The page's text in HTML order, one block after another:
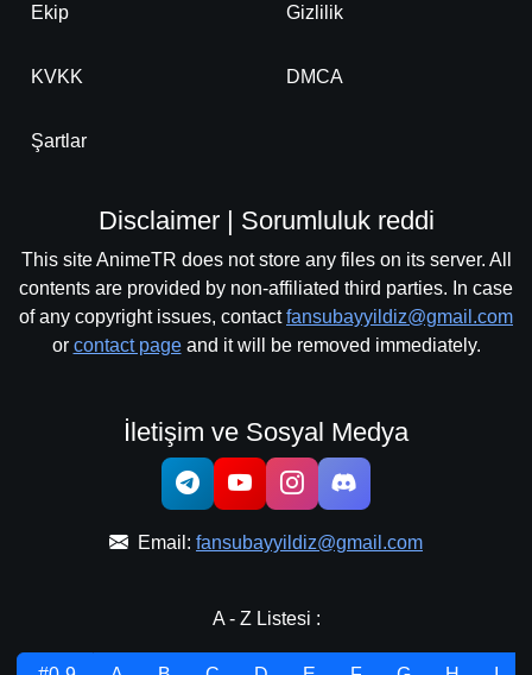
Ekip Gizlilik
KVKK DMCA
Şartlar
Disclaimer | Sorumluluk reddi
This site AnimeTR does not store any files on its server. All
contents are provided by non-affiliated third parties. In case
of any copyright issues, contactfansubayyildiz@gmail.com
or contact pageand it will be removed immediately.
İletişim ve Sosyal Medya
Email: fansubayyildiz@gmail.com
A - Z Listesi :